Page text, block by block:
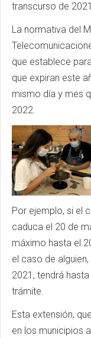
transcurso de
La normativa del
que establece
que expiran este
mismo día y mes
2022.
Por ejemplo, si el
caduca el 20 de
máximo hasta el
el caso de
2021, tendrá
trámite.
Esta extensión,
en los municipios